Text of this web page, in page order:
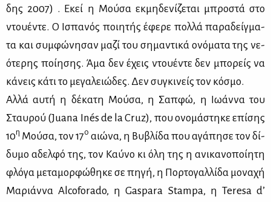
δης 2007) . Εκεί η Μού­σα εκ­μη­δε­νί­ζε­ται μπρο­στά στο
ντου­έ­ντε. Ο Ισπα­νός ποι­η­τής έφε­ρε πολ­λά πα­ρα­δείγ­μα­
τα και συμ­φώ­νη­σαν μα­ζί του ση­μα­ντι­κά ονό­μα­τα της νε­
ό­τε­ρης ποί­η­σης. Άμα δεν έχεις ντου­έ­ντε δεν μπο­ρείς να
κά­νεις κά­τι το με­γα­λειώ­δες. Δεν συ­γκι­νείς τον κό­σμο.
Αλ­λά αυ­τή η δέ­κα­τη Μού­σα, η Σαπ­φώ, η Ιω­άν­να του
Σταυ­ρού (Juana Inés de la Cruz), που ονο­μά­στη­κε επί­σης
10η Μού­σα, τον 17ο αιώ­να, η Βυ­βλί­δα που αγά­πη­σε τον δί­
δυ­μο αδελ­φό της, τον Καύ­νο κι όλη της η ανι­κα­νο­ποί­η­τη
φλό­γα με­τα­μορ­φώ­θη­κε σε πη­γή, η Πορ­το­γαλ­λί­δα μο­να­χή
Μα­ριάν­να Alcoforado, η Gaspara Stampa, η Teresa d’